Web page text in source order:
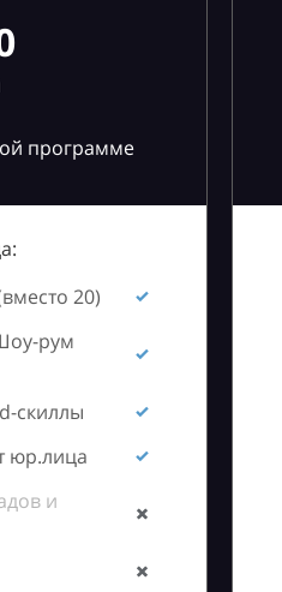
программе
20)
рум
скиллы
юр.лица
и